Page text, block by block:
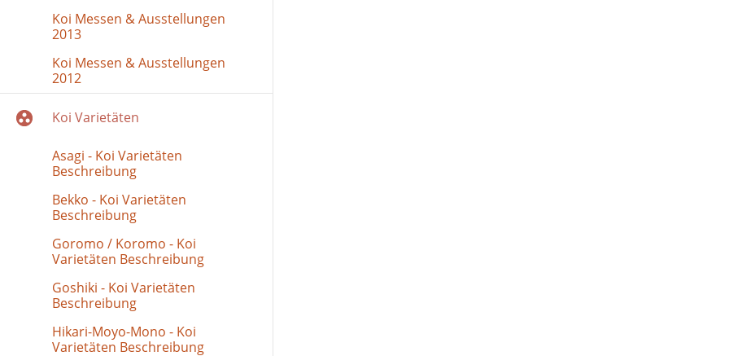
Koi Messen & Ausstellungen
2013
Koi Messen & Ausstellungen
2012
Koi Varietäten
Asagi - Koi Varietäten
Beschreibung
Bekko - Koi Varietäten
Beschreibung
Goromo / Koromo - Koi
Varietäten Beschreibung
Goshiki - Koi Varietäten
Beschreibung
Hikari-Moyo-Mono - Koi
Varietäten Beschreibung